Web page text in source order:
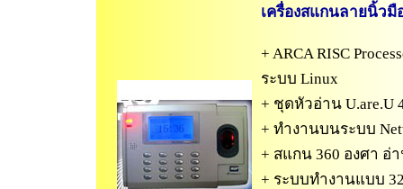
เครื่องสแกนลายนิ้วมื
+ ARCA RISC
ระบบ Linux
+ ชุดหัวอ่าน U.are.U
+ ทำงานบนระบบ
+ สแกน 360 องศา
+ ระบบทำงานแบบ